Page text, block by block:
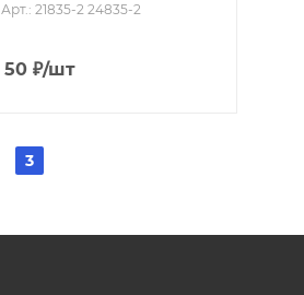
Арт.: 21835-2 24835-2
50 ₽/шт
3